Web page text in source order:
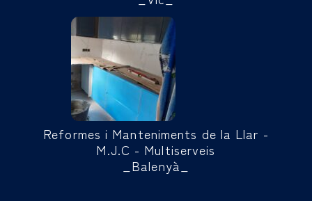
Reformes i Manteniments de la Llar -
M.J.C - Multiserveis
_Balenyà_